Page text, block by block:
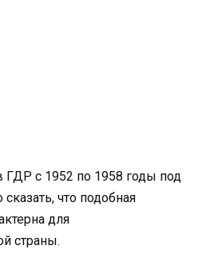
ГДР с 1952 по 1958 годы под
что подобная
для
страны.